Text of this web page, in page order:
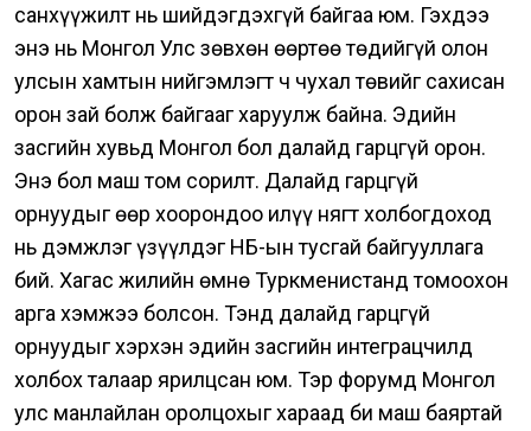
санхүүжилт нь шийдэгдэхгүй байгаа юм. Гэхдээ
энэ нь Монгол Улс зөвхөн өөртөө төдийгүй олон
улсын хамтын нийгэмлэгт ч чухал төвийг сахисан
орон зай болж байгааг харуулж байна. Эдийн
засгийн хувьд Монгол бол далайд гарцгүй орон.
Энэ бол маш том сорилт. Далайд гарцгүй
орнуудыг өөр хоорондоо илүү нягт холбогдоход
нь дэмжлэг үзүүлдэг НҮБ-ын тусгай байгууллага
бий. Хагас жилийн өмнө Туркменистанд томоохон
арга хэмжээ болсон. Тэнд далайд гарцгүй
орнуудыг хэрхэн эдийн засгийн интеграцчилд
холбох талаар ярилцсан юм. Тэр форумд Монгол
улс манлайлан оролцохыг хараад би маш баяртай